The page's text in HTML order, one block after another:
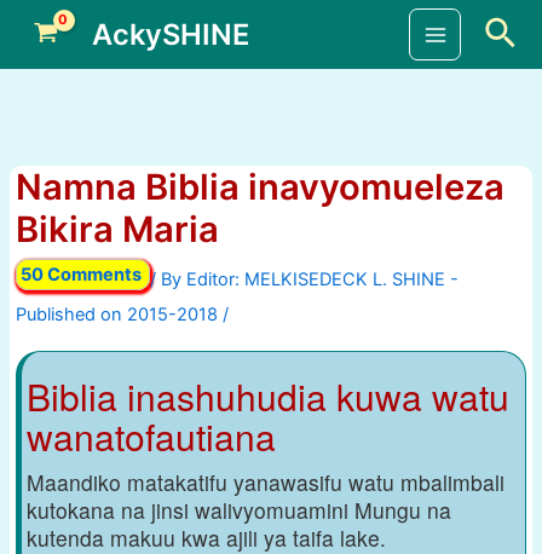
content
AckySHINE
Main
Namna Biblia inavyomueleza
Bikira Maria
50 Comments / By
/
Biblia inashuhudia kuwa watu
wanatofautiana
Maandiko matakatifu yanawasifu watu mbalimbali
kutokana na jinsi walivyomuamini Mungu na
kutenda makuu kwa ajili ya taifa lake.